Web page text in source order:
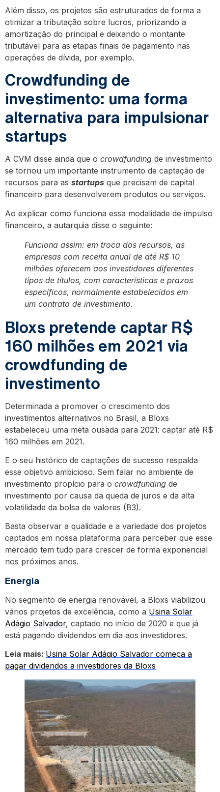
Além disso, os projetos são estruturados de forma a
otimizar a tributação sobre lucros, priorizando a
amortização do principal e deixando o montante
tributável para as etapas finais de pagamento nas
operações de dívida, por exemplo.
Crowdfunding de
investimento: uma forma
alternativa para impulsionar
startups
A CVM disse ainda que o crowdfunding de investimento
se tornou um importante instrumento de captação de
recursos para as startups que precisam de capital
financeiro para desenvolverem produtos ou serviços.
Ao explicar como funciona essa modalidade de impulso
financeiro, a autarquia disse o seguinte:
Funciona assim: em troca dos recursos, as
empresas com receita anual de até R$ 10
milhões oferecem aos investidores diferentes
tipos de títulos, com características e prazos
específicos, normalmente estabelecidos em
um contrato de investimento.
Bloxs pretende captar R$
160 milhões em 2021 via
crowdfunding de
investimento
Determinada a promover o crescimento dos
investimentos alternativos no Brasil, a Bloxs
estabeleceu uma meta ousada para 2021: captar até R$
160 milhões em 2021.
E o seu histórico de captações de sucesso respalda
esse objetivo ambicioso. Sem falar no ambiente de
investimento propício para o crowdfunding de
investimento por causa da queda de juros e da alta
volatilidade da bolsa de valores (B3).
Basta observar a qualidade e a variedade dos projetos
captados em nossa plataforma para perceber que esse
mercado tem tudo para crescer de forma exponencial
nos próximos anos.
Energia
No segmento de energia renovável, a Bloxs viabilizou
vários projetos de excelência, como a Usina Solar
Adágio Salvador, captado no início de 2020 e que já
está pagando dividendos em dia aos investidores.
Leia mais: Usina Solar Adágio Salvador começa a
pagar dividendos a investidores da Bloxs